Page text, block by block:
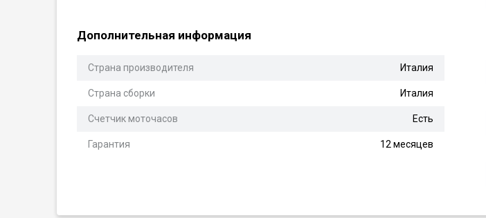
Дополнительная информация
Страна производителя Италия
Страна сборки Италия
Счетчик моточасов Есть
Гарантия 12 месяцев